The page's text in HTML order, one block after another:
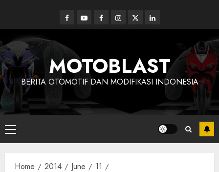
content
Facebook
YoutubeFacebookInstagram
Twitterlinkedin
MOTOBLAST
BERITA OTOMOTIF DAN MODIFIKASI INDONESIA
Primary
Menu
Home 2014 June
11